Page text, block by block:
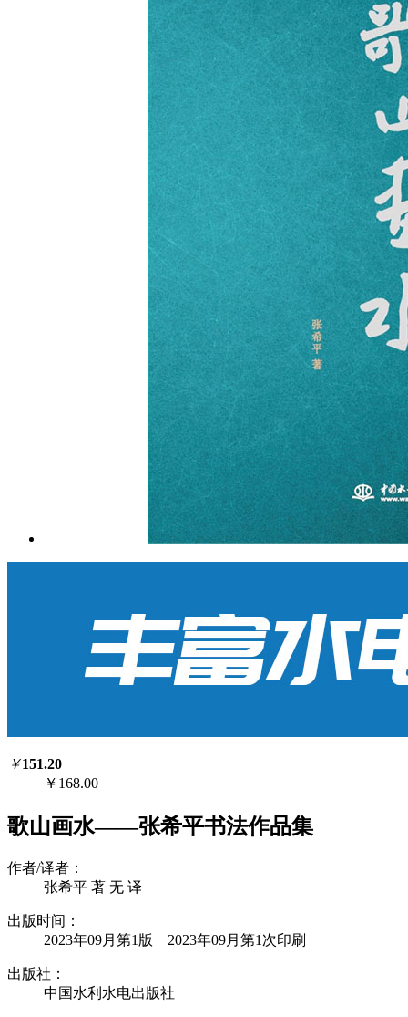
￥151.20
￥168.00
歌山画水——张希平书法作品集
作者/译者：
张希平 著 无 译
出版时间：
2023年09月第1版 2023年09月第1次印刷
出版社：
中国水利水电出版社